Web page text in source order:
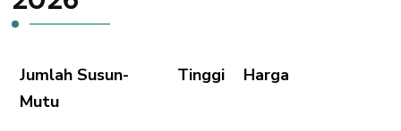
Jumlah Susun-
Mutu
Tinggi Harga